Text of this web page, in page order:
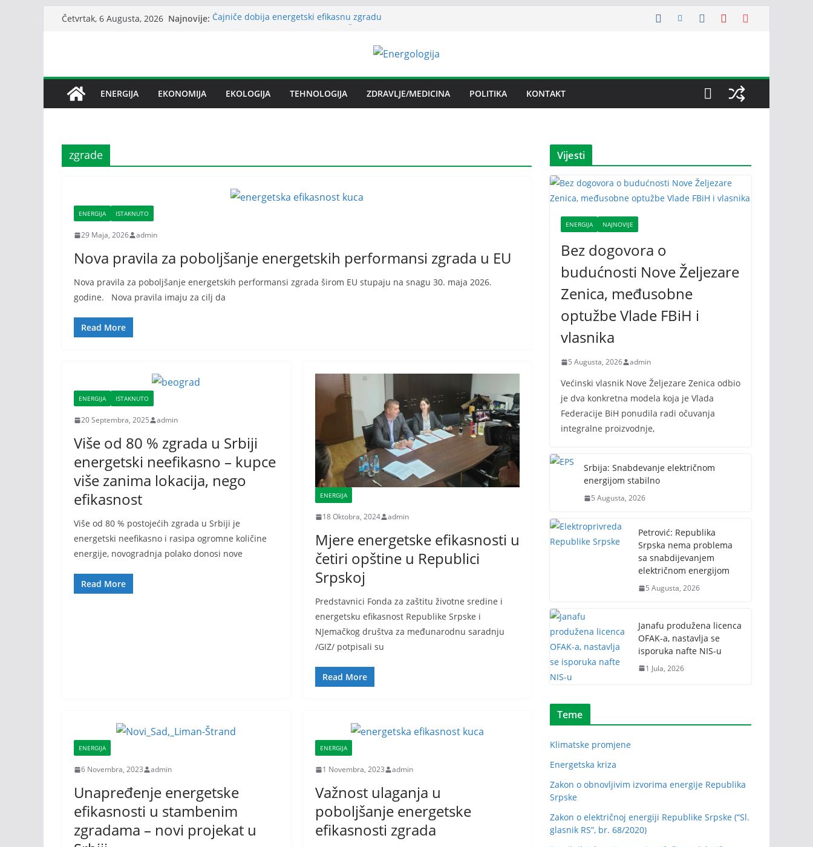
Četvrtak, 6 Augusta, 2026 Najnovije: Čajniče dobija energetski efikasnu zgradu
Srbija: Snabdevanje električnom energijom stabilno
snabdijevanjem električnom energijom
Janafu produžena licenca OFAK-a, nastavlja se isporuka
ENERGIJA EKONOMIJA EKOLOGIJA TEHNOLOGIJA ZDRAVLJE/MEDICINA POLITIKA KONTAKT
zgrade
ENERGIJA ISTAKNUTO
29 Maja, 2026 admin
Nova pravila za poboljšanje energetskih performansi zgrada u EU
Nova pravila za poboljšanje energetskih performansi zgrada širom EU stupaju na snagu 30. maja 2026.
godine. Nova pravila imaju za cilj da
Read More
ENERGIJA ISTAKNUTO
20 Septembra, 2025 admin
Više od 80 % zgrada u Srbiji
energetski neefikasno – kupce
više zanima lokacija, nego
efikasnost
Više od 80 % postojećih zgrada u Srbiji je
energetski neefikasno i rasipa ogromne količine
energije, novogradnja polako donosi nove
Read More
ENERGIJA
18 Oktobra, 2024 admin
Mjere energetske efikasnosti u
četiri opštine u Republici
Srpskoj
Predstavnici Fonda za zaštitu životne sredine i
energetsku efikasnost Republike Srpske i
NJemačkog društva za međunarodnu saradnju
/GIZ/ potpisali su
Read More
ENERGIJA
6 Novembra, 2023 admin
Unapređenje energetske
efikasnosti u stambenim
zgradama – novi projekat u
ENERGIJA
1 Novembra, 2023 admin
Važnost ulaganja u
poboljšanje energetske
efikasnosti zgrada
Vijesti
ENERGIJA NAJNOVIJE
Bez dogovora o
budućnosti Nove Željezare
Zenica, međusobne
optužbe Vlade FBiH i
vlasnika
5 Augusta, 2026 admin
Većinski vlasnik Nove Željezare Zenica odbio
je dva konkretna modela koja je Vlada
Federacije BiH ponudila radi očuvanja
integralne proizvodnje,
Srbija: Snabdevanje električnom
energijom stabilno
5 Augusta, 2026
Petrović: Republika
Srpska nema problema
sa snabdijevanjem
električnom energijom
5 Augusta, 2026
Janafu produžena licenca
OFAK-a, nastavlja se
isporuka nafte NIS-u
1 Jula, 2026
Teme
Klimatske promjene
Energetska kriza
Zakon o obnovljivim izvorima energije Republika
Srpske
Zakon o električnoj energiji Republike Srpske (“Sl.
glasnik RS”, br. 68/2020)